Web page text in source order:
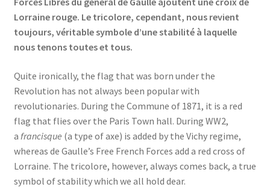
Lorraine rouge. Le tricolore, cependant, nous revient
toujours, véritable symbole d’une stabilité à laquelle
nous tenons toutes et tous.
Quite ironically, the flag that was born under the
Revolution has not always been popular with
revolutionaries. During the Commune of 1871, it is a red
flag that flies over the Paris Town hall. During WW2,
a francisque (a type of axe) is added by the Vichy regime,
whereas de Gaulle’s Free French Forces add a red cross of
Lorraine. The tricolore, however, always comes back, a true
symbol of stability which we all hold dear.